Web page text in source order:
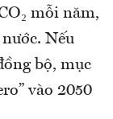
mỗi năm,
Nếu
bộ, mục
vào 2050